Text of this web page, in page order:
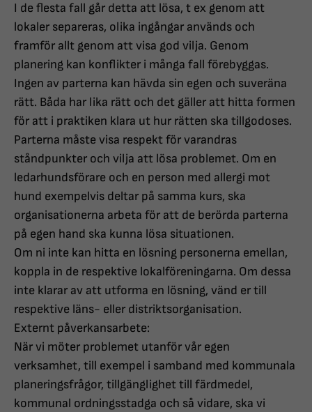
I de flesta fall går detta att lösa, t ex genom att
lokaler separeras, olika ingångar används och
framför allt genom att visa god vilja. Genom
planering kan konflikter i många fall förebyggas.
Ingen av parterna kan hävda sin egen och suveräna
rätt. Båda har lika rätt och det gäller att hitta formen
för att i praktiken klara ut hur rätten ska tillgodoses.
Parterna måste visa respekt för varandras
ståndpunkter och vilja att lösa problemet. Om en
ledarhundsförare och en person med allergi mot
hund exempelvis deltar på samma kurs, ska
organisationerna arbeta för att de berörda parterna
på egen hand ska kunna lösa situationen.
Om ni inte kan hitta en lösning personerna emellan,
koppla in de respektive lokalföreningarna. Om dessa
inte klarar av att utforma en lösning, vänd er till
respektive läns- eller distriktsorganisation.
Externt påverkansarbete:
När vi möter problemet utanför vår egen
verksamhet, till exempel i samband med kommunala
planeringsfrågor, tillgänglighet till färdmedel,
kommunal ordningsstadga och så vidare, ska vi